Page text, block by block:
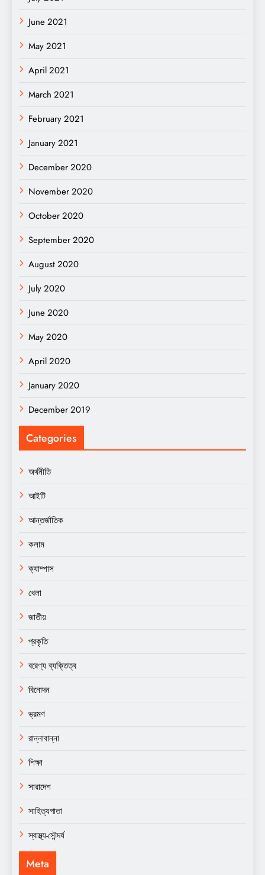
June 2021
May 2021
April 2021
March 2021
February 2021
January 2021
December 2020
November 2020
October 2020
September 2020
August 2020
July 2020
June 2020
May 2020
April 2020
January 2020
December 2019
Categories
অর্থনীতি
আইটি
আন্তর্জাতিক
কলাম
ক্যাম্পাস
খেলা
জাতীয়
প্রকৃতি
বরেণ্য ব্যক্তিত্ব
বিনোদন
ভ্রমণ
রান্নাবান্না
শিক্ষা
সারাদেশ
সাহিত্যপাতা
স্বাস্থ্য-সৌন্দর্য
Meta